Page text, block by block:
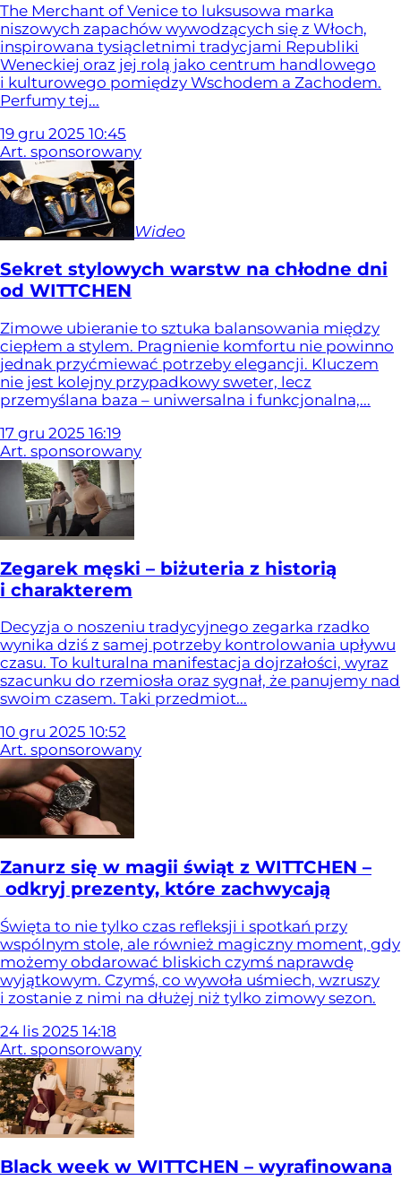
The Merchant of Venice to luksusowa marka
niszowych zapachów wywodzących się z Włoch,
inspirowana tysiącletnimi tradycjami Republiki
Weneckiej oraz jej rolą jako centrum handlowego
i kulturowego pomiędzy Wschodem a Zachodem.
Perfumy tej...
19 gru 2025 10:45
Art. sponsorowany
Wideo
Sekret stylowych warstw na chłodne dni
od WITTCHEN
Zimowe ubieranie to sztuka balansowania między
ciepłem a stylem. Pragnienie komfortu nie powinno
jednak przyćmiewać potrzeby elegancji. Kluczem
nie jest kolejny przypadkowy sweter, lecz
przemyślana baza – uniwersalna i funkcjonalna,...
17 gru 2025 16:19
Art. sponsorowany
Zegarek męski – biżuteria z historią
i charakterem
Decyzja o noszeniu tradycyjnego zegarka rzadko
wynika dziś z samej potrzeby kontrolowania upływu
czasu. To kulturalna manifestacja dojrzałości, wyraz
szacunku do rzemiosła oraz sygnał, że panujemy nad
swoim czasem. Taki przedmiot...
10 gru 2025 10:52
Art. sponsorowany
Zanurz się w magii świąt z WITTCHEN –
odkryj prezenty, które zachwycają
Święta to nie tylko czas refleksji i spotkań przy
wspólnym stole, ale również magiczny moment, gdy
możemy obdarować bliskich czymś naprawdę
wyjątkowym. Czymś, co wywoła uśmiech, wzruszy
i zostanie z nimi na dłużej niż tylko zimowy sezon.
24 lis 2025 14:18
Art. sponsorowany
Black week w WITTCHEN – wyrafinowana